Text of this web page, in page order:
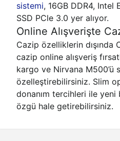
sistemi, 16GB DDR4, Intel
SSD PCle 3.0 yer alıyor.
Online Alışverişte
Cazip özelliklerin dışında
cazip online alışveriş
kargo ve Nirvana M500’ü
özelleştirebilirsiniz. Slim
donanım tercihleri ile yeni
özgü hale getirebilirsiniz.